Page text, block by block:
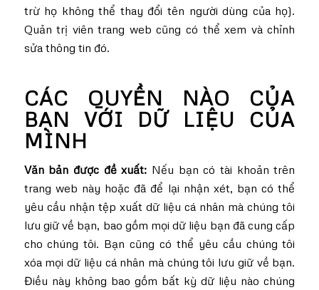
trừ họ không thể thay đổi tên người dùng của họ).
Quản trị viên trang web cũng có thể xem và chỉnh
sửa thông tin đó.
CÁC QUYỀN NÀO CỦA
BẠN VỚI DỮ LIỆU CỦA
MÌNH
Văn bản được đề xuất: Nếu bạn có tài khoản trên
trang web này hoặc đã để lại nhận xét, bạn có thể
yêu cầu nhận tệp xuất dữ liệu cá nhân mà chúng tôi
lưu giữ về bạn, bao gồm mọi dữ liệu bạn đã cung cấp
cho chúng tôi. Bạn cũng có thể yêu cầu chúng tôi
xóa mọi dữ liệu cá nhân mà chúng tôi lưu giữ về bạn.
Điều này không bao gồm bất kỳ dữ liệu nào chúng